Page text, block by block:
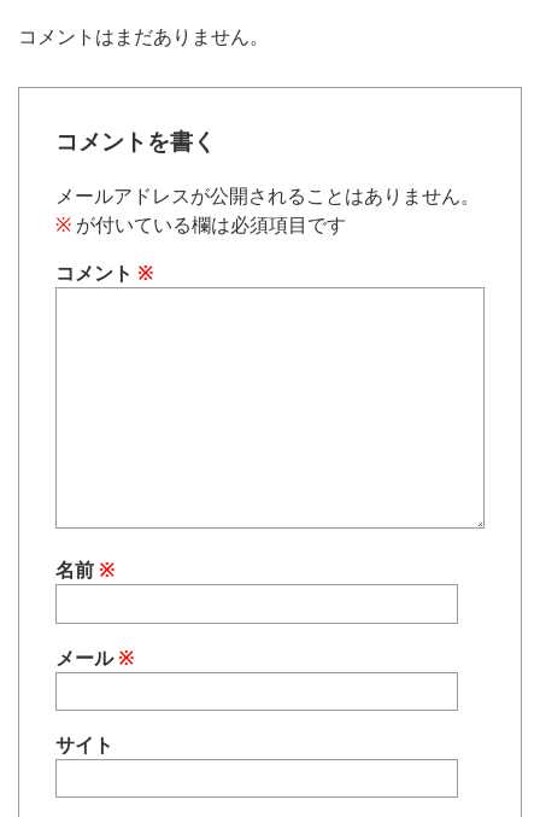
コメントはまだありません。
コメントを書く
メールアドレスが公開されることはありません。
※ が付いている欄は必須項目です
コメント ※
名前 ※
メール※
サイト